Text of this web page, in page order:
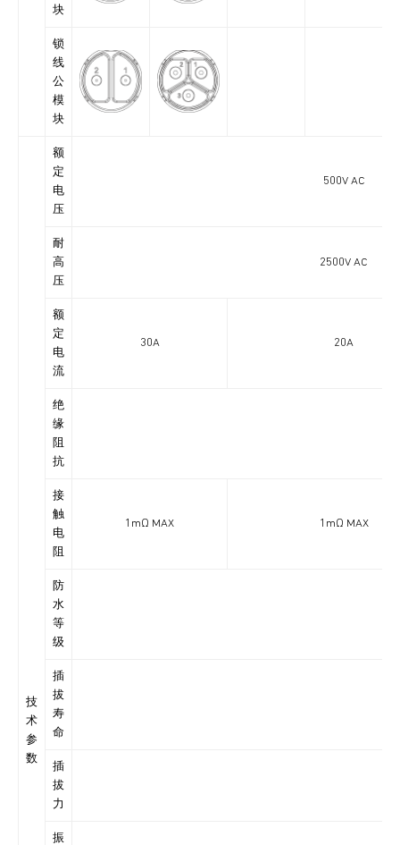
块
锁
线
公
模
块
技
术
参
数
额
定
电
压
500V AC
耐
高
压
2500V AC
额
定
电
流
30A 20A
绝
缘
阻
抗
接
触
电
阻
1mΩ MAX 1mΩ MAX
防
水
等
级
插
拔
寿
命
插
拔
力
振